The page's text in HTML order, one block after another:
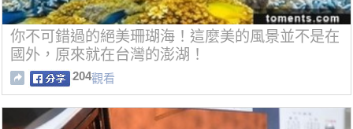
你不可錯過的絕美珊瑚海！這麼美的風景並不是在
國外，原來就在台灣的澎湖！
204觀看